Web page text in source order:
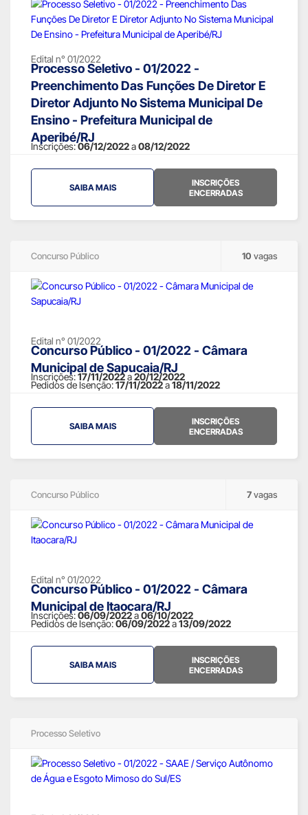
Edital n° 01/2022
Processo Seletivo - 01/2022 -
Preenchimento Das Funções De Diretor E
Diretor Adjunto No Sistema Municipal De
Ensino - Prefeitura Municipal de
Aperibé/RJ
Inscrições:06/12/2022a08/12/2022
SAIBA MAIS
INSCRIÇÕES
ENCERRADAS
Concurso Público 10 vagas
Edital n° 01/2022
Concurso Público - 01/2022 - Câmara
Municipal de Sapucaia/RJ
Inscrições:17/11/2022a20/12/2022
Pedidos de Isenção:17/11/2022a18/11/2022
SAIBA MAIS
INSCRIÇÕES
ENCERRADAS
Concurso Público 7vagas
Edital n° 01/2022
Concurso Público - 01/2022 - Câmara
Municipal de Itaocara/RJ
Inscrições:06/09/2022a06/10/2022
Pedidos de Isenção:06/09/2022a13/09/2022
SAIBA MAIS
INSCRIÇÕES
ENCERRADAS
Processo Seletivo